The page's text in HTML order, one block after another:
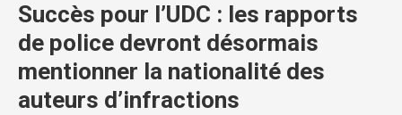
Succès pour l’UDC : les rapports
de police devront désormais
mentionner la nationalité des
auteurs d’infractions